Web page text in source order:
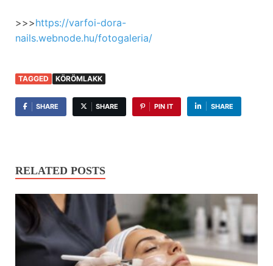
>>>https://varfoi-dora-
nails.webnode.hu/fotogaleria/
TAGGED KÖRÖMLAKK
SHARE SHARE PIN IT SHARE
RELATED POSTS